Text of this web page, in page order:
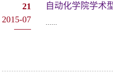
21
2015-07
自动化学院学术